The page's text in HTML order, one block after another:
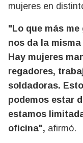
mujeres en
"Lo que más
nos da la
Hay mujeres
regadores,
soldadoras.
podemos estar
estamos
oficina", afirmó.